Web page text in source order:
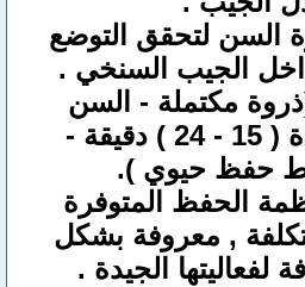
السن لتحقق التوضع
الجيب السنخي .
: (ذروة مكتملة - السن
خارج الفم لمدة ( 15 - 24 ) دقيقة -
حفظ حيوي ).
الحفظ المتوفرة
, معروفة بشكل
لفعاليتها الجيدة .